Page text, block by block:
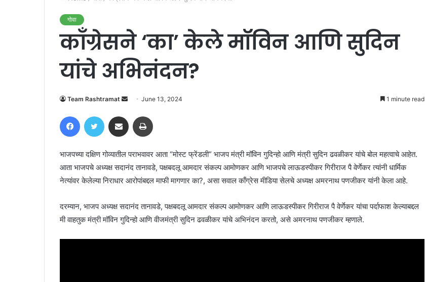
गोवा
काँग्रेसने ‘का’ केले मॉविन आणि सुदिन
यांचे अभिनंदन?
Team Rashtramat
Send
email
June 13, 2024 1 minute read
FacebookTwitter Share via Email
भाजपच्या दक्षिण गोव्यातील पराभवावर आता “मोस्ट फ्रेंडली” भाजप मंत्री मॉविन गुदिन्हो आणि मंत्री सुदिन ढवळीकर यांचे बोल महत्वाचे आहेत.
आता भाजपचे अध्यक्ष सदानंद तानावडे, पक्षबदलू आमदार संकल्प आमोणकर आणि भाजपचे लाऊडस्पीकर गिरीराज पै वेर्णेकर त्यांनी धार्मिक
नेत्यांवर केलेल्या निराधार आरोपांबद्दल माफी मागणार का?, असा सवाल काँग्रेस मीडिया सेलचे अध्यक्ष अमरनाथ पणजीकर यांनी केला आहे.
दरम्यान, भाजप अध्यक्ष सदानंद तानावडे, पक्षबदलू आमदार संकल्प आमोणकर आणि लाऊडस्पीकर गिरीराज पै वेर्णेकर यांचा पर्दाफाश केल्याबद्दल
मी वाहतुक मंत्री मॉविन गुदिन्हो आणि वीजमंत्री सुदिन ढवळीकर यांचे अभिनंदन करतो, असे अमरनाथ पणजीकर म्हणाले.